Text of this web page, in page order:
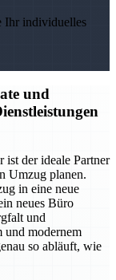
Ihr individuelles
und
der ideale Partner
Umzug planen.
in eine neue
neues Büro
und
und modernem
so abläuft, wie